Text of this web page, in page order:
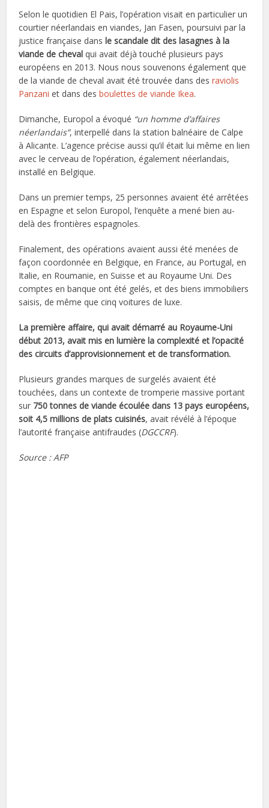
Selon le quotidien El Pais, l’opération visait en particulier un
courtier néerlandais en viandes, Jan Fasen, poursuivi par la
justice française dansle scandale dit des lasagnes à la
viande de cheval qui avait déjà touché plusieurs pays
européens en 2013. Nous nous souvenons également que
de la viande de cheval avait été trouvée dans desraviolis
Panzani et dans desboulettes de viande Ikea.
Dimanche, Europol a évoqué “un homme d’affaires
néerlandais”, interpellé dans la station balnéaire de Calpe
à Alicante. L’agence précise aussi qu’il était lui même en lien
avec le cerveau de l’opération, également néerlandais,
installé en Belgique.
Dans un premier temps, 25 personnes avaient été arrêtées
en Espagne et selon Europol, l’enquête a mené bien au-
delà des frontières espagnoles.
Finalement, des opérations avaient aussi été menées de
façon coordonnée en Belgique, en France, au Portugal, en
Italie, en Roumanie, en Suisse et au Royaume Uni. Des
comptes en banque ont été gelés, et des biens immobiliers
saisis, de même que cinq voitures de luxe.
La première affaire, qui avait démarré au Royaume-Uni
début 2013, avait mis en lumière la complexité et l’opacité
des circuits d’approvisionnement et de transformation.
Plusieurs grandes marques de surgelés avaient été
touchées, dans un contexte de tromperie massive portant
sur 750 tonnes de viande écoulée dans 13 pays européens,
soit 4,5 millions de plats cuisinés, avait révélé à l’époque
l’autorité française antifraudes (DGCCRF).
Source : AFP